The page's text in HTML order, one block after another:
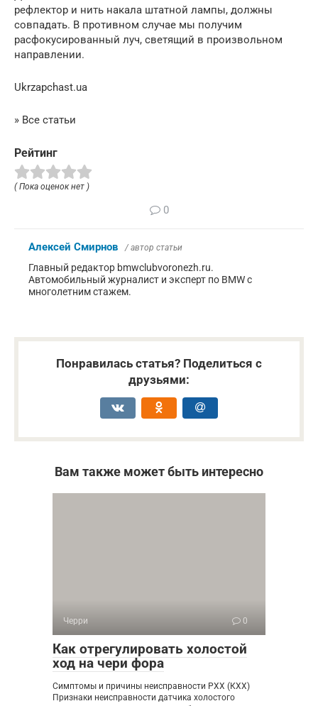
рефлектор и нить накала штатной лампы, должны
совпадать. В противном случае мы получим
расфокусированный луч, светящий в произвольном
направлении.
Ukrzapchast.ua
» Все статьи
Рейтинг
( Пока оценок нет )
0
Алексей Смирнов / автор статьи
Главный редактор bmwclubvoronezh.ru.
Автомобильный журналист и эксперт по BMW с
многолетним стажем.
Понравилась статья? Поделиться с
друзьями:
Вам также может быть интересно
Черри 0
Как отрегулировать холостой
ход на чери фора
Симптомы и причины неисправности РХХ (КХХ)
Признаки неисправности датчика холостого